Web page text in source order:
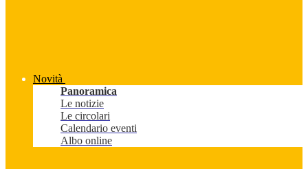
Novità
Panoramica
Le notizie
Le circolari
Calendario eventi
Albo online